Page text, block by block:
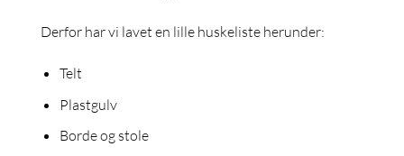
Derfor har vi lavet en lille huskeliste herunder:
Telt
Plastgulv
Borde og stole